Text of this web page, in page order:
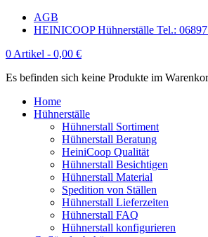
AGB
HEINICOOP Hühnerställe Tel.: 06897
0 Artikel - 0,00 €
Es befinden sich keine Produkte im
Home
Hühnerställe
Hühnerstall Sortiment
Hühnerstall Beratung
HeiniCoop Qualität
Hühnerstall Besichtigen
Hühnerstall Material
Spedition von Ställen
Hühnerstall Lieferzeiten
Hühnerstall FAQ
Hühnerstall konfigurieren